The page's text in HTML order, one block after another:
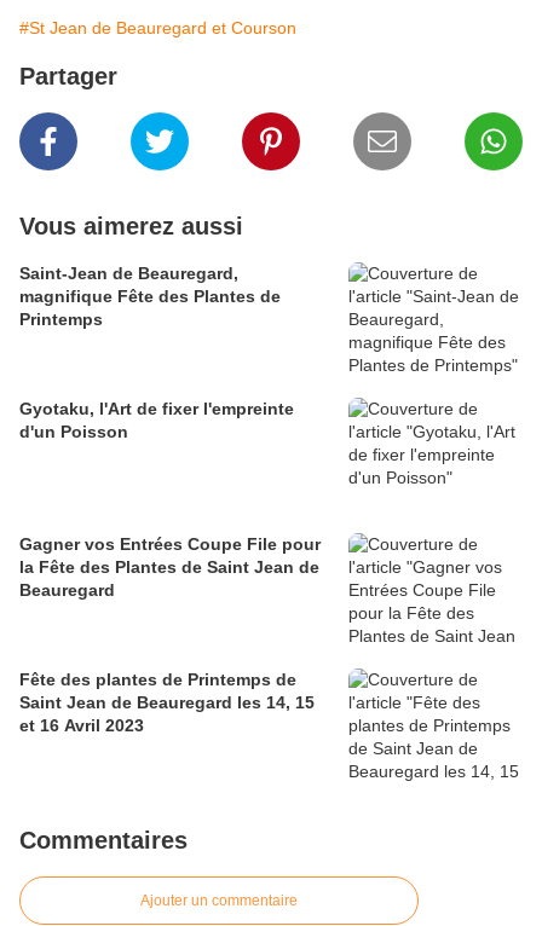
#St Jean de Beauregard et Courson
Partager
Vous aimerez aussi
Saint-Jean de Beauregard,
magnifique Fête des Plantes de
Printemps
Gyotaku, l'Art de fixer l'empreinte
d'un Poisson
Gagner vos Entrées Coupe File pour
la Fête des Plantes de Saint Jean de
Beauregard
Fête des plantes de Printemps de
Saint Jean de Beauregard les 14, 15
et 16 Avril 2023
Commentaires
Ajouter un commentaire